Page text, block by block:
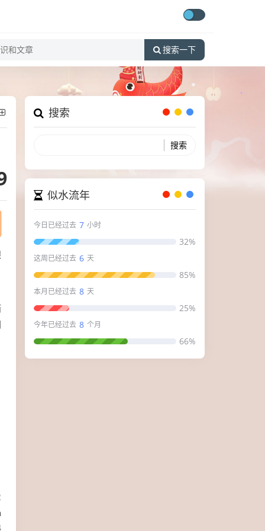
搜索一下
搜索
似水流年
今日已经过去 7 小时
32%
这周已经过去 6 天
85%
本月已经过去 8 天
25%
今年已经过去 8 个月
66%